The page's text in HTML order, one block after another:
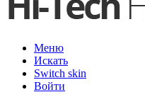
Меню
Искать
Switch skin
Войти